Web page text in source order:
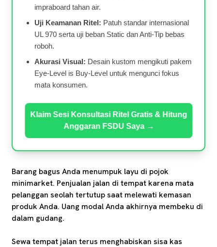
impraboard tahan air.
Uji Keamanan Ritel: Patuh standar internasional
UL 970 serta uji beban Static dan Anti-Tip bebas
roboh.
Akurasi Visual: Desain kustom mengikuti pakem
Eye-Level is Buy-Level untuk mengunci fokus
mata konsumen.
Klaim Sesi Konsultasi Ritel Gratis & Hitung
Anggaran FSDU Saya →
Barang bagus Anda menumpuk layu di pojok
minimarket. Penjualan jalan di tempat karena mata
pelanggan seolah tertutup saat melewati kemasan
produk Anda. Uang modal Anda akhirnya membeku di
dalam gudang.
Sewa tempat jalan terus menghabiskan sisa kas